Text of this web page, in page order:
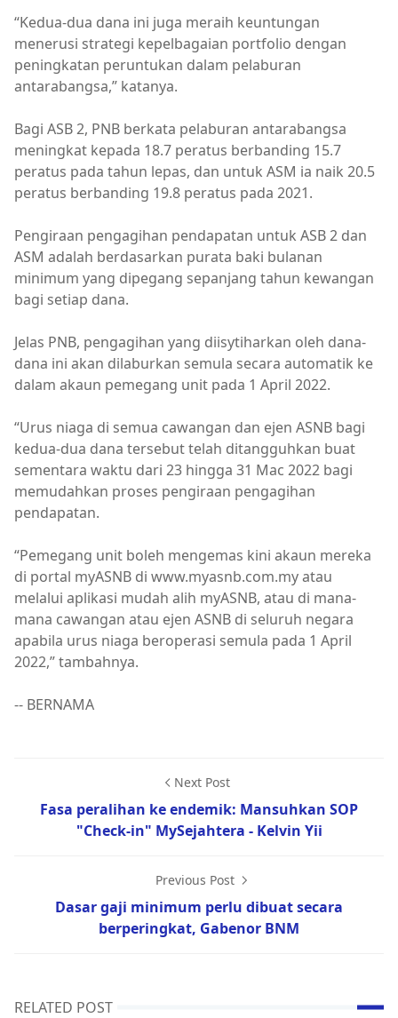
“Kedua-dua dana ini juga meraih keuntungan
menerusi strategi kepelbagaian portfolio dengan
peningkatan peruntukan dalam pelaburan
antarabangsa,” katanya.
Bagi ASB 2, PNB berkata pelaburan antarabangsa
meningkat kepada 18.7 peratus berbanding 15.7
peratus pada tahun lepas, dan untuk ASM ia naik 20.5
peratus berbanding 19.8 peratus pada 2021.
Pengiraan pengagihan pendapatan untuk ASB 2 dan
ASM adalah berdasarkan purata baki bulanan
minimum yang dipegang sepanjang tahun kewangan
bagi setiap dana.
Jelas PNB, pengagihan yang diisytiharkan oleh dana-
dana ini akan dilaburkan semula secara automatik ke
dalam akaun pemegang unit pada 1 April 2022.
“Urus niaga di semua cawangan dan ejen ASNB bagi
kedua-dua dana tersebut telah ditangguhkan buat
sementara waktu dari 23 hingga 31 Mac 2022 bagi
memudahkan proses pengiraan pengagihan
pendapatan.
“Pemegang unit boleh mengemas kini akaun mereka
di portal myASNB di www.myasnb.com.my atau
melalui aplikasi mudah alih myASNB, atau di mana-
mana cawangan atau ejen ASNB di seluruh negara
apabila urus niaga beroperasi semula pada 1 April
2022,” tambahnya.
-- BERNAMA
Next Post
Fasa peralihan ke endemik: Mansuhkan SOP
"Check-in" MySejahtera - Kelvin Yii
Previous Post
Dasar gaji minimum perlu dibuat secara
berperingkat, Gabenor BNM
RELATED POST